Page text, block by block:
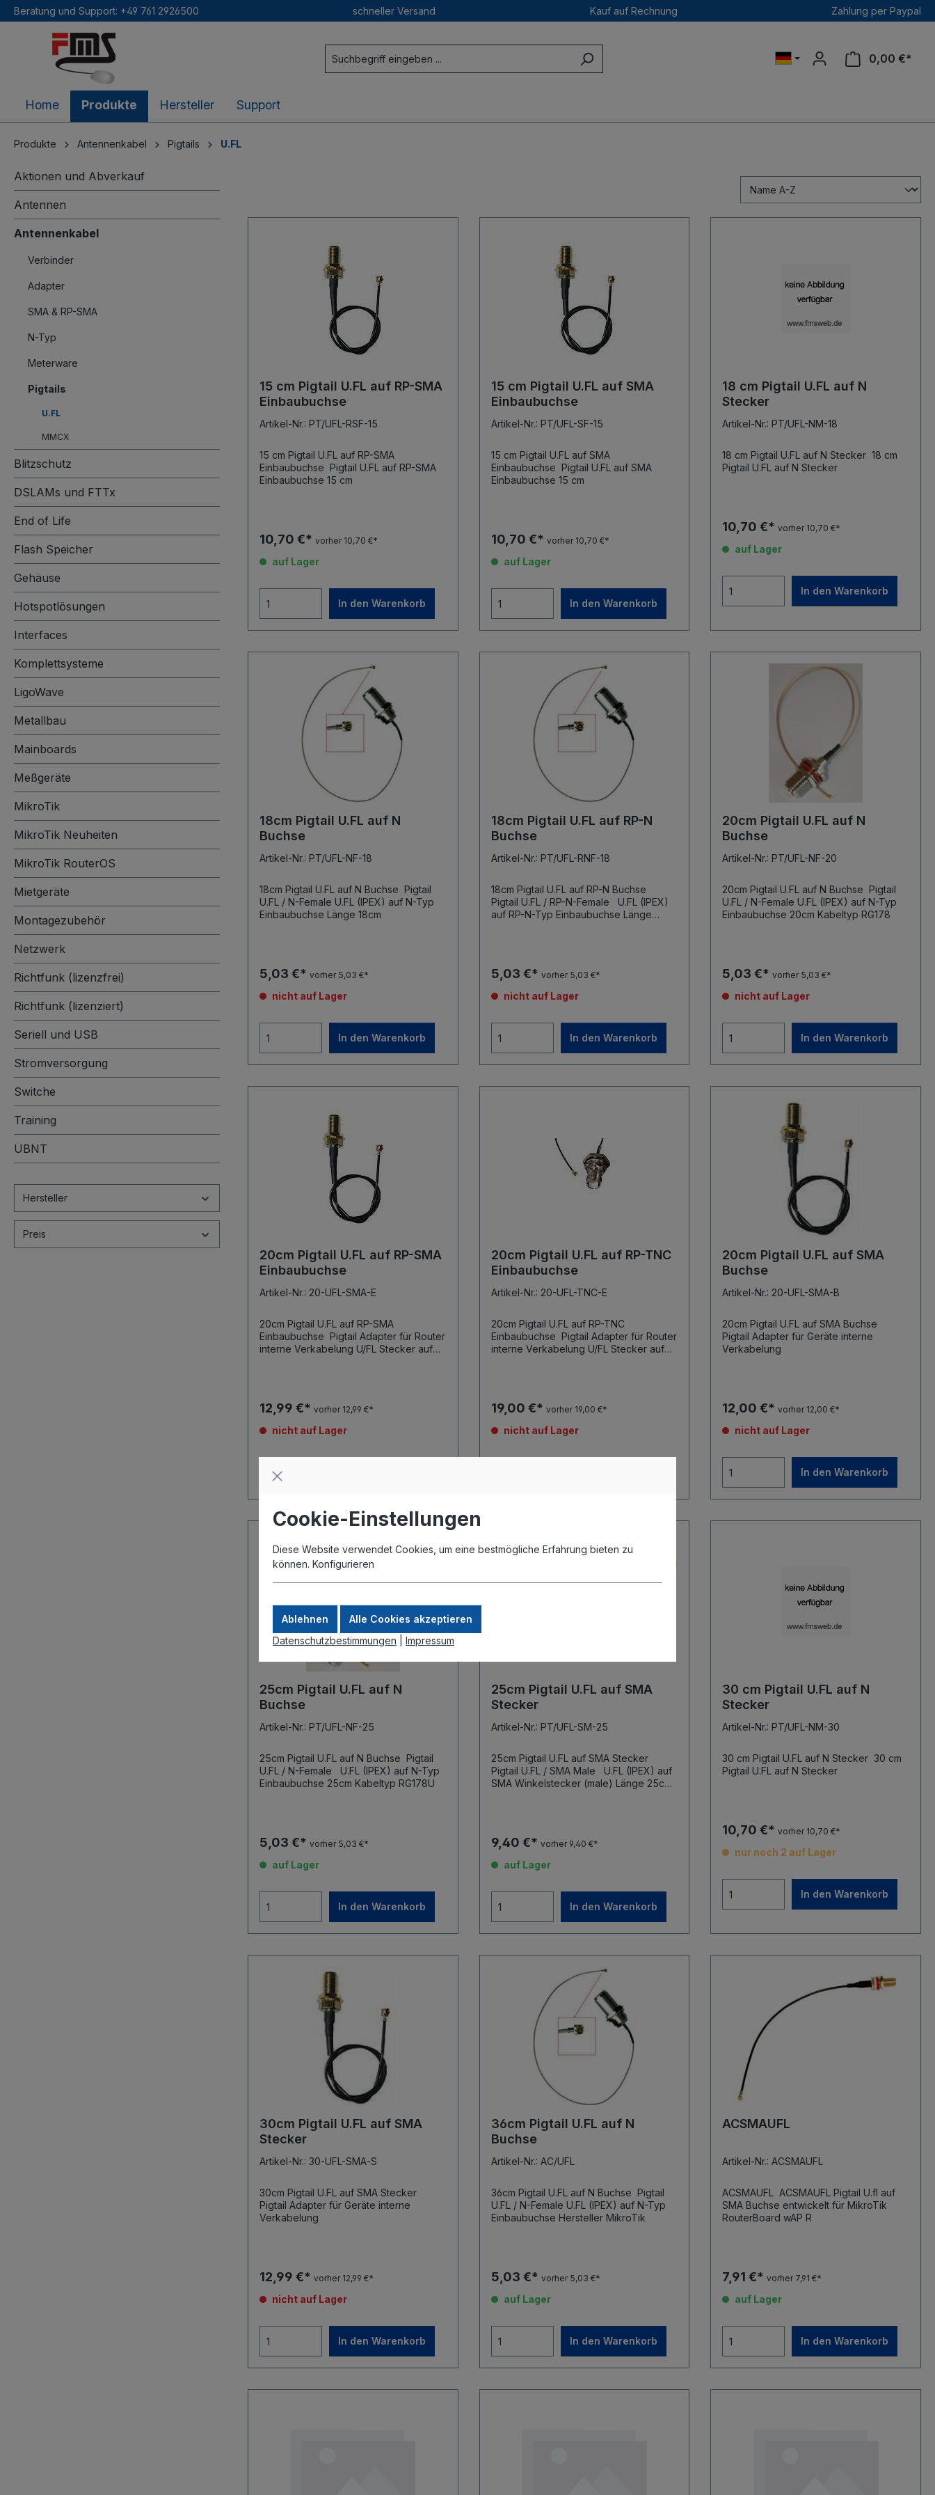
springen
Beratung und Support: +49 761 2926500 schneller Versand Kauf auf Rechnung Zahlung per Paypal
0,00 €*
Home Produkte Hersteller Support
Produkte Antennenkabel Pigtails U.FL
Aktionen und Abverkauf
Antennen
Antennenkabel
Verbinder
Adapter
SMA & RP-SMA
N-Typ
Meterware
Pigtails
U.FL
MMCX
Blitzschutz
DSLAMs und FTTx
End of Life
Flash Speicher
Gehäuse
Hotspotlösungen
Interfaces
Komplettsysteme
LigoWave
Metallbau
Mainboards
Meßgeräte
MikroTik
MikroTik Neuheiten
MikroTik RouterOS
Mietgeräte
Montagezubehör
Netzwerk
Richtfunk (lizenzfrei)
Richtfunk (lizenziert)
Seriell und USB
Stromversorgung
Switche
Training
UBNT
Hersteller
Preis
15 cm Pigtail U.FL auf RP-SMA
Einbaubuchse
Artikel-Nr.: PT/UFL-RSF-15
15 cm Pigtail U.FL auf RP-SMA
Einbaubuchse Pigtail U.FL auf RP-SMA
10,70 €* vorher 10,70 €*
auf Lager
In den Warenkorb
15 cm Pigtail U.FL auf SMA
Einbaubuchse
Artikel-Nr.: PT/UFL-SF-15
15 cm Pigtail U.FL auf SMA
Einbaubuchse Pigtail U.FL auf SMA
10,70 €* vorher 10,70 €*
auf Lager
In den Warenkorb
18 cm Pigtail U.FL auf N
Stecker
Artikel-Nr.: PT/UFL-NM-18
18 cm Pigtail U.FL auf N Stecker 18 cm
10,70 €*vorher 10,70 €*
auf Lager
In den Warenkorb
18cm Pigtail U.FL auf N
Buchse
Artikel-Nr.: PT/UFL-NF-18
18cm Pigtail U.FL auf N Buchse Pigtail
U.FL / N-Female U.FL (IPEX) auf N-Typ
5,03 €* vorher 5,03 €*
nicht auf Lager
In den Warenkorb
18cm Pigtail U.FL auf RP-N
Buchse
Artikel-Nr.: PT/UFL-RNF-18
18cm Pigtail U.FL auf RP-N Buchse
Pigtail U.FL / RP-N-Female U.FL (IPEX)
auf RP-N-Typ Einbaubuchse Länge
5,03 €* vorher 5,03 €*
nicht auf Lager
In den Warenkorb
20cm Pigtail U.FL auf N
Buchse
Artikel-Nr.: PT/UFL-NF-20
20cm Pigtail U.FL auf N Buchse Pigtail
U.FL / N-Female U.FL (IPEX) auf N-Typ
5,03 €*vorher 5,03 €*
nicht auf Lager
In den Warenkorb
20cm Pigtail U.FL auf RP-SMA
Einbaubuchse
Artikel-Nr.: 20-UFL-SMA-E
20cm Pigtail U.FL auf RP-SMA
Einbaubuchse Pigtail Adapter für Router
interne Verkabelung U/FL Stecker auf
12,99 €* vorher 12,99 €*
nicht auf Lager
20cm Pigtail U.FL auf RP-TNC
Einbaubuchse
Artikel-Nr.: 20-UFL-TNC-E
20cm Pigtail U.FL auf RP-TNC
Einbaubuchse Pigtail Adapter für Router
interne Verkabelung U/FL Stecker auf
19,00 €* vorher 19,00 €*
nicht auf Lager
20cm Pigtail U.FL auf SMA
Buchse
Artikel-Nr.: 20-UFL-SMA-B
20cm Pigtail U.FL auf SMA Buchse
Pigtail Adapter für Geräte interne
12,00 €*vorher 12,00 €*
nicht auf Lager
In den Warenkorb
25cm Pigtail U.FL auf N
Buchse
Artikel-Nr.: PT/UFL-NF-25
25cm Pigtail U.FL auf N Buchse Pigtail
U.FL / N-Female U.FL (IPEX) auf N-Typ
5,03 €* vorher 5,03 €*
auf Lager
In den Warenkorb
25cm Pigtail U.FL auf SMA
Stecker
Artikel-Nr.: PT/UFL-SM-25
25cm Pigtail U.FL auf SMA Stecker
Pigtail U.FL / SMA Male U.FL (IPEX) auf
SMA Winkelstecker (male) Länge 25cm
9,40 €* vorher 9,40 €*
auf Lager
In den Warenkorb
30 cm Pigtail U.FL auf N
Stecker
Artikel-Nr.: PT/UFL-NM-30
30 cm Pigtail U.FL auf N Stecker 30 cm
10,70 €*vorher 10,70 €*
nur noch 2 auf Lager
In den Warenkorb
30cm Pigtail U.FL auf SMA
Stecker
Artikel-Nr.: 30-UFL-SMA-S
30cm Pigtail U.FL auf SMA Stecker
Pigtail Adapter für Geräte interne
12,99 €* vorher 12,99 €*
nicht auf Lager
In den Warenkorb
36cm Pigtail U.FL auf N
Buchse
Artikel-Nr.: AC/UFL
36cm Pigtail U.FL auf N Buchse Pigtail
U.FL / N-Female U.FL (IPEX) auf N-Typ
5,03 €* vorher 5,03 €*
auf Lager
In den Warenkorb
ACSMAUFL
Artikel-Nr.: ACSMAUFL
ACSMAUFL ACSMAUFL Pigtail U.fl auf
SMA Buchse entwickelt für MikroTik
7,91 €*vorher 7,91 €*
auf Lager
In den Warenkorb
Cookie-Einstellungen
Diese Website verwendet Cookies, um eine bestmögliche Erfahrung bieten zu
können. Konfigurieren
Ablehnen
Alle Cookies akzeptieren
Datenschutzbestimmungen
Impressum